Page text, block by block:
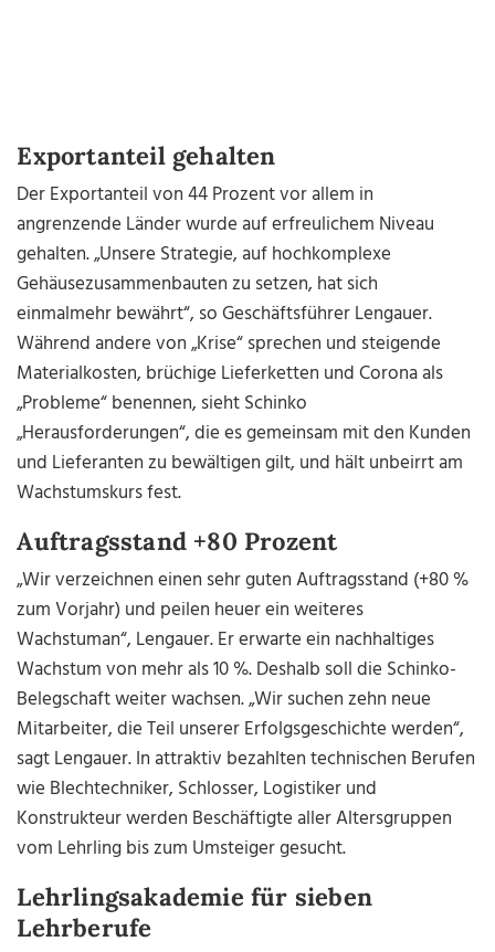
Exportanteil gehalten
Der Exportanteil von 44 Prozent vor allem in
angrenzende Länder wurde auf erfreulichem Niveau
gehalten. „Unsere Strategie, auf hochkomplexe
Gehäusezusammenbauten zu setzen, hat sich
einmalmehr bewährt“, so Geschäftsführer Lengauer.
Während andere von „Krise“ sprechen und steigende
Materialkosten, brüchige Lieferketten und Corona als
„Probleme“ benennen, sieht Schinko
„Herausforderungen“, die es gemeinsam mit den Kunden
und Lieferanten zu bewältigen gilt, und hält unbeirrt am
Wachstumskurs fest.
Auftragsstand +80 Prozent
„Wir verzeichnen einen sehr guten Auftragsstand (+80 %
zum Vorjahr) und peilen heuer ein weiteres
Wachstuman“, Lengauer. Er erwarte ein nachhaltiges
Wachstum von mehr als 10 %. Deshalb soll die Schinko-
Belegschaft weiter wachsen. „Wir suchen zehn neue
Mitarbeiter, die Teil unserer Erfolgsgeschichte werden“,
sagt Lengauer. In attraktiv bezahlten technischen Berufen
wie Blechtechniker, Schlosser, Logistiker und
Konstrukteur werden Beschäftigte aller Altersgruppen
vom Lehrling bis zum Umsteiger gesucht.
Lehrlingsakademie für sieben
Lehrberufe